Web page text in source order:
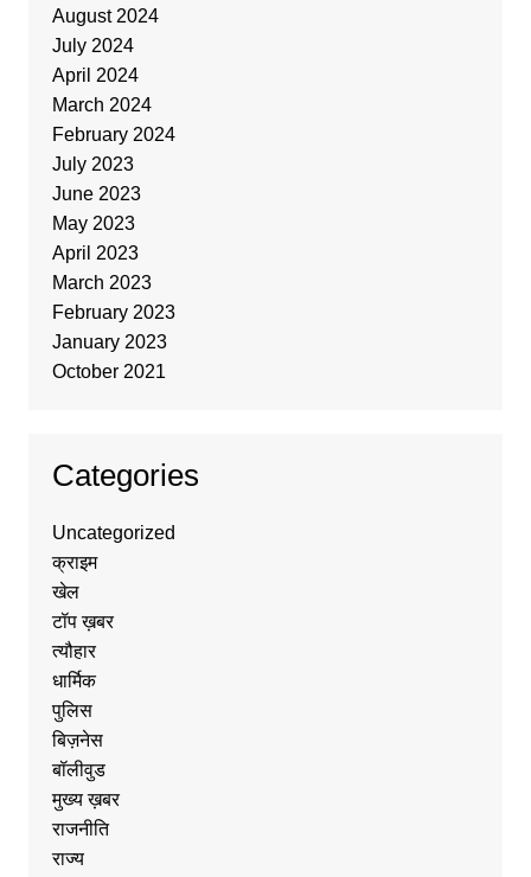
August 2024
July 2024
April 2024
March 2024
February 2024
July 2023
June 2023
May 2023
April 2023
March 2023
February 2023
January 2023
October 2021
Categories
Uncategorized
क्राइम
खेल
टॉप ख़बर
त्यौहार
धार्मिक
पुलिस
बिज़नेस
बॉलीवुड
मुख्य ख़बर
राजनीति
राज्य